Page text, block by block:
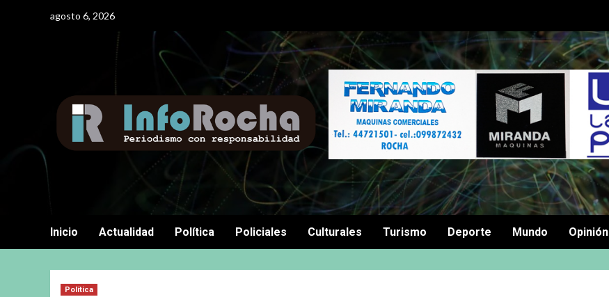
agosto 6, 2026
Inicio Actualidad Política Policiales Culturales Turismo Deporte Mundo Opinión
Política